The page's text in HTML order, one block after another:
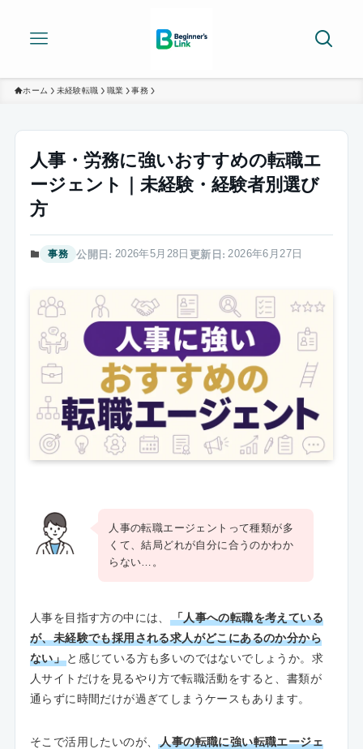
ホーム 未経験転職 職業 事務
人事・労務に強いおすすめの転職エ
ージェント｜未経験・経験者別選び
方
事務 2026年5月28日 2026年6月27日
人事の転職エージェントって種類が多
くて、結局どれが自分に合うのかわか
らない…。
人事を目指す方の中には、
「人事への転職を考えている
が、未経験でも採用される求人がどこにあるのか分から
ない」 と感じている方も多いのではないでしょうか。求
人サイトだけを見るやり方で転職活動をすると、書類が
通らずに時間だけが過ぎてしまうケースもあります。
そこで活用したいのが、人事の転職に強い転職エージェ